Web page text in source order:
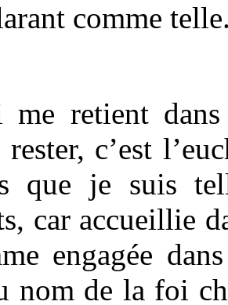
comme
retient
c’est
que je suis
car accueillie
engagée
nom de la foi